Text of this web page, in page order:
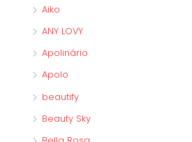
Aiko
ANY LOVY
Apolinário
Apolo
beautify
Beauty Sky